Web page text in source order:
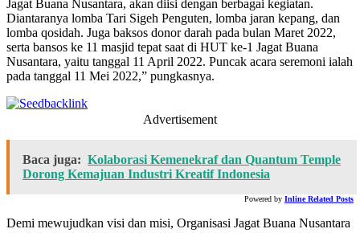
Jagat Buana Nusantara, akan diisi dengan berbagai kegiatan.
Diantaranya lomba Tari Sigeh Penguten, lomba jaran kepang, dan
lomba qosidah. Juga baksos donor darah pada bulan Maret 2022,
serta bansos ke 11 masjid tepat saat di HUT ke-1 Jagat Buana
Nusantara, yaitu tanggal 11 April 2022. Puncak acara seremoni ialah
pada tanggal 11 Mei 2022,” pungkasnya.
Advertisement
Baca juga: Kolaborasi Kemenekraf dan Quantum Temple
Dorong Kemajuan Industri Kreatif Indonesia
Powered by Inline Related Posts
Demi mewujudkan visi dan misi, Organisasi Jagat Buana Nusantara